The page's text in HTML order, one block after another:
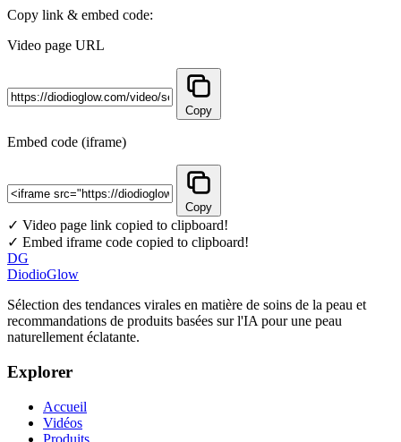
Copy link & embed code:
Video page URL
Copy
Embed code (iframe)
Copy
✓ Video page link copied to clipboard!
✓ Embed iframe code copied to clipboard!
DG
DiodioGlow
Sélection des tendances virales en matière de soins de la peau et
recommandations de produits basées sur l'IA pour une peau
naturellement éclatante.
Explorer
Accueil
Vidéos
Produits